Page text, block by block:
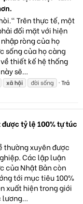
Trên thực tế, một
đối mặt với hiện
ròng của họ
sống của họ càng
thiết kế hệ thống
sẽ...
xãhội đời sống
Trả
tỷ lệ 100% tự túc
thường xuyên được
Các lập luận
của Nhật Bản còn
tới mục tiêu 100%
xuất hiện trong giới
lương...